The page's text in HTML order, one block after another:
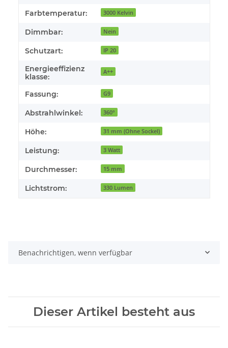
Farbtemperatur: 3000 Kelvin
Dimmbar: Nein
Schutzart: IP 20
Energieeffizienz
klasse:
A++
Fassung: G9
Abstrahlwinkel: 360°
Höhe: 31 mm (Ohne Sockel)
Leistung: 3 Watt
Durchmesser: 15 mm
Lichtstrom: 330 Lumen
Benachrichtigen, wenn verfügbar
Dieser Artikel besteht aus